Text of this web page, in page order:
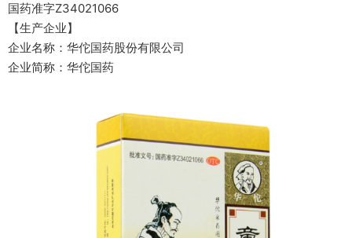
国药准字Z34021066
【生产企业】
企业名称：华佗国药股份有限公司
企业简称：华佗国药